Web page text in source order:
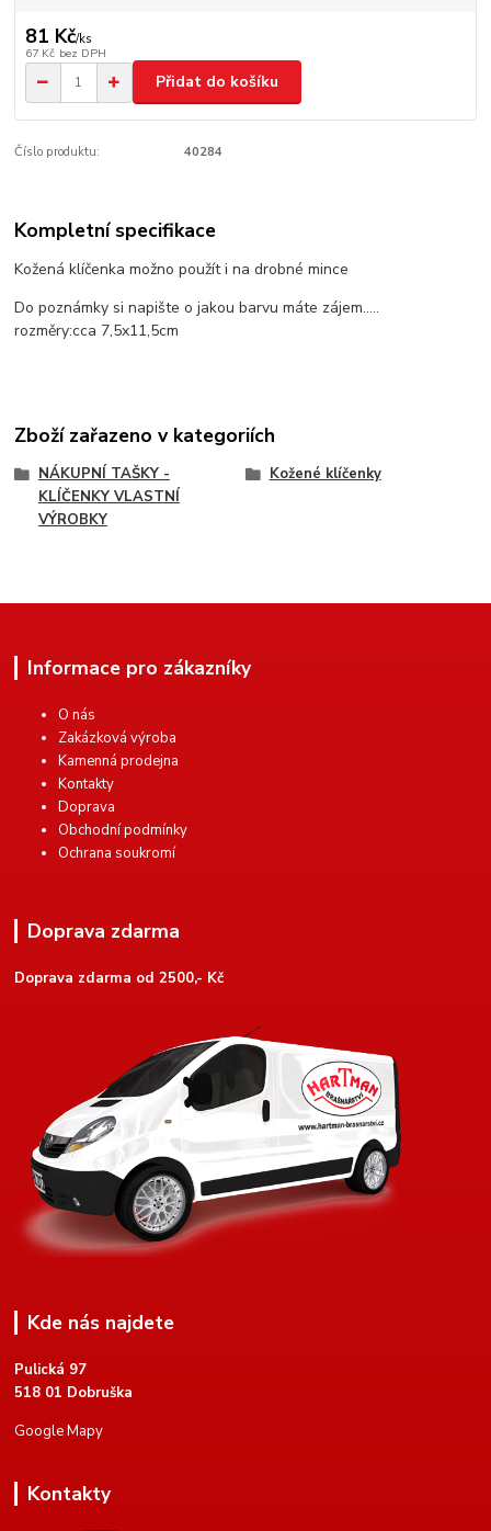
81 Kč/ks
67 Kč bez DPH
Přidat do košíku
Číslo produktu: 40284
Kompletní specifikace
Kožená klíčenka možno použít i na drobné mince
Do poznámky si napište o jakou barvu máte zájem.....
rozměry:cca 7,5x11,5cm
Zboží zařazeno v kategoriích
NÁKUPNÍ TAŠKY -
KLÍČENKY VLASTNÍ
VÝROBKY
Kožené klíčenky
Informace pro zákazníky
O nás
Zakázková výroba
Kamenná prodejna
Kontakty
Doprava
Obchodní podmínky
Ochrana soukromí
Doprava zdarma
Doprava zdarma od 2500,- Kč
Kde nás najdete
Pulická 97
518 01 Dobruška
Google Mapy
Kontakty